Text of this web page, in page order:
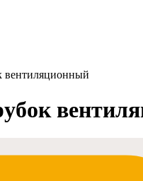
вентиляционный